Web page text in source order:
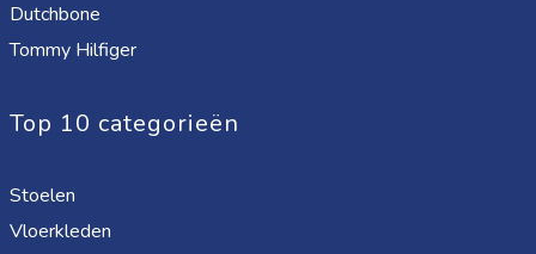
Dutchbone
Tommy Hilfiger
Top 10 categorieën
Stoelen
Vloerkleden